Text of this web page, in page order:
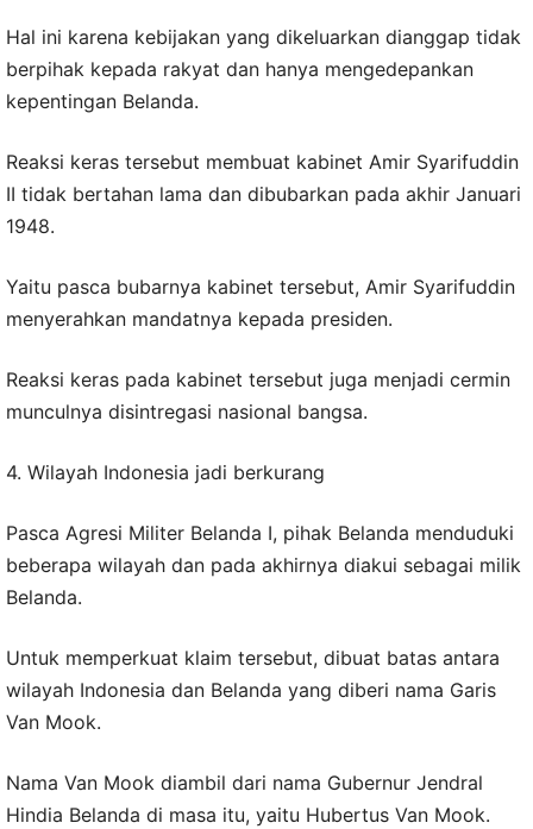
Hal ini karena kebijakan yang dikeluarkan dianggap tidak
berpihak kepada rakyat dan hanya mengedepankan
kepentingan Belanda.
Reaksi keras tersebut membuat kabinet Amir Syarifuddin
II tidak bertahan lama dan dibubarkan pada akhir Januari
1948.
Yaitu pasca bubarnya kabinet tersebut, Amir Syarifuddin
menyerahkan mandatnya kepada presiden.
Reaksi keras pada kabinet tersebut juga menjadi cermin
munculnya disintregasi nasional bangsa.
4. Wilayah Indonesia jadi berkurang
Pasca Agresi Militer Belanda I, pihak Belanda menduduki
beberapa wilayah dan pada akhirnya diakui sebagai milik
Belanda.
Untuk memperkuat klaim tersebut, dibuat batas antara
wilayah Indonesia dan Belanda yang diberi nama Garis
Van Mook.
Nama Van Mook diambil dari nama Gubernur Jendral
Hindia Belanda di masa itu, yaitu Hubertus Van Mook.